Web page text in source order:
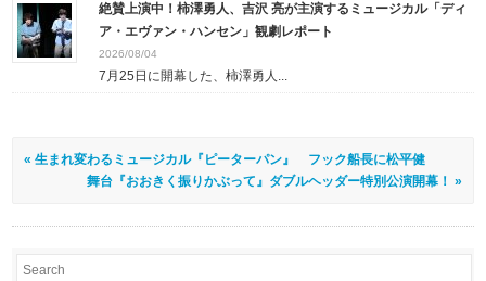
絶賛上演中！柿澤勇人、吉沢 亮が主演するミュージカル「ディ
ア・エヴァン・ハンセン」観劇レポート
2026/08/04
7月25日に開幕した、柿澤勇人...
« 生まれ変わるミュージカル『ピーターパン』 フック船長に松平健
舞台『おおきく振りかぶって』ダブルヘッダー特別公演開幕！ »